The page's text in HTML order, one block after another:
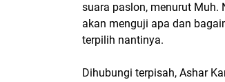
suara paslon, menurut Muh.
akan menguji apa dan
terpilih nantinya.
Dihubungi terpisah, Ashar